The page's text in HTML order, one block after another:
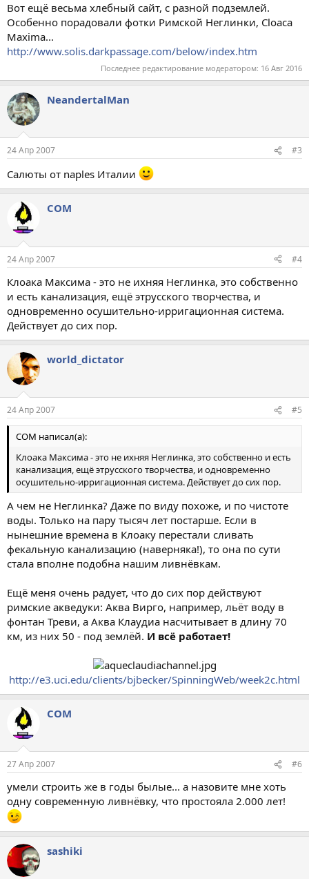
Вот ещё весьма хлебный сайт, с разной подземлей.
Особенно порадовали фотки Римской Неглинки, Cloaca
Maxima...
http://www.solis.darkpassage.com/below/index.htm
Последнее редактирование модератором: 16 Авг 2016
NeandertalMan
24 Апр 2007 #3
Салюты от naples Италии
COM
24 Апр 2007 #4
Клоака Максима - это не ихняя Неглинка, это собственно
и есть канализация, ещё этрусского творчества, и
одновременно осушительно-ирригационная система.
Действует до сих пор.
world_dictator
24 Апр 2007 #5
COM написал(а):
Клоака Максима - это не ихняя Неглинка, это собственно и есть
канализация, ещё этрусского творчества, и одновременно
осушительно-ирригационная система. Действует до сих пор.
А чем не Неглинка? Даже по виду похоже, и по чистоте
воды. Только на пару тысяч лет постарше. Если в
нынешние времена в Клоаку перестали сливать
фекальную канализацию (наверняка!), то она по сути
стала вполне подобна нашим ливнёвкам.
Ещё меня очень радует, что до сих пор действуют
римские акведуки: Аква Вирго, например, льёт воду в
фонтан Треви, а Аква Клаудиа насчитывает в длину 70
км, из них 50 - под землёй. И всё работает!
http://e3.uci.edu/clients/bjbecker/SpinningWeb/week2c.html
COM
27 Апр 2007 #6
умели строить же в годы былые... а назовите мне хоть
одну современную ливнёвку, что простояла 2.000 лет!
sashiki